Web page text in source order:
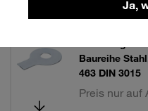
Ja,
Baureihe
463 DIN 3015
Preis nur auf